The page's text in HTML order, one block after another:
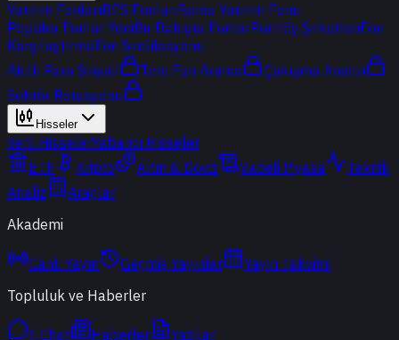
Yatırım FonlarıBES FonlarıBorsa Yatırım Fonu
Popüler Fonlar YeniBir Bakışta FonlarPortföy ŞirketleriFon
KarşılaştırmaFon Simülasyonu
Akıllı Para Sinyali
Ters Fon Arama
Çakışma Analizi
Sektör Rotasyonu
Hisseler
Yerli HisselerYabancı Hisseler
ETF
Kripto Altın & Döviz Vadeli Piyasa
Teknik
Analiz
Araçlar
Akademi
Canlı Yayın Geçmiş Yayınlar
Yayın Takvimi
Topluluk ve Haberler
t-Chat Haberler Yazılar